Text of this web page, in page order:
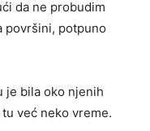
da ne probudim
površini, potpuno
je bila oko njenih
već neko vreme.